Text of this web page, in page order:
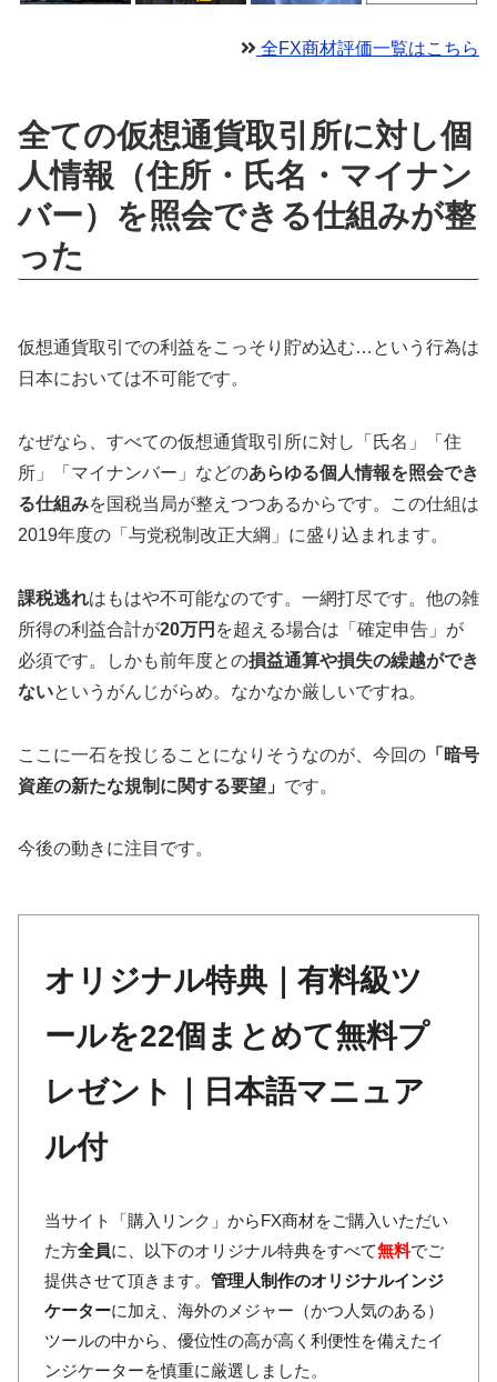
全FX商材評価一覧はこちら
全ての仮想通貨取引所に対し個
人情報（住所・氏名・マイナン
バー）を照会できる仕組みが整
った
仮想通貨取引での利益をこっそり貯め込む…という行為は
日本においては不可能です。
なぜなら、すべての仮想通貨取引所に対し「氏名」「住
所」「マイナンバー」などのあらゆる個人情報を照会でき
る仕組みを国税当局が整えつつあるからです。この仕組は
2019年度の「与党税制改正大綱」に盛り込まれます。
課税逃れはもはや不可能なのです。一網打尽です。他の雑
所得の利益合計が20万円 を超える場合は「確定申告」が
必須です。しかも前年度との損益通算や損失の繰越ができ
ないというがんじがらめ。なかなか厳しいですね。
ここに一石を投じることになりそうなのが、今回の 「暗号
資産の新たな規制に関する要望」 です。
今後の動きに注目です。
オリジナル特典｜有料級ツ
ールを22個まとめて無料プ
レゼント｜日本語マニュア
ル付
当サイト「購入リンク」からFX商材をご購入いただい
た方全員に、以下のオリジナル特典をすべて無料でご
提供させて頂きます。 管理人制作のオリジナルインジ
ケーターに加え、海外のメジャー（かつ人気のある）
ツールの中から、優位性の高が高く利便性を備えたイ
ンジケーターを慎重に厳選しました。